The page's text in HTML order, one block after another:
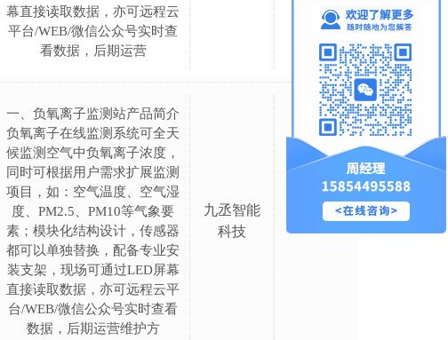
幕直接读取数据，亦可远程云
平台/WEB/微信公众号实时查
看数据，后期运营
一、负氧离子监测站产品简介
负氧离子在线监测系统可全天
候监测空气中负氧离子浓度，
同时可根据用户需求扩展监测
项目，如：空气温度、空气湿
度、PM2.5、PM10等气象要
素；模块化结构设计，传感器
都可以单独替换，配备专业安
装支架，现场可通过LED屏幕
直接读取数据，亦可远程云平
台/WEB/微信公众号实时查看
数据，后期运营维护方
九丞智能
科技
电议